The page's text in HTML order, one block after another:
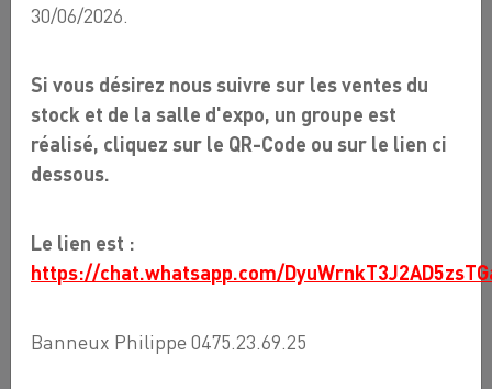
SPA PLATINUM PREMIUM -
TOPAZ
8 473,00 €
30/06/2026.
Si vous désirez nous suivre sur les ventes du
stock et de la salle d'expo, un groupe est
réalisé, cliquez sur le QR-Code ou sur le lien ci
dessous.
Le lien est :
https://chat.whatsapp.com/
Banneux Philippe 0475.23.69.25